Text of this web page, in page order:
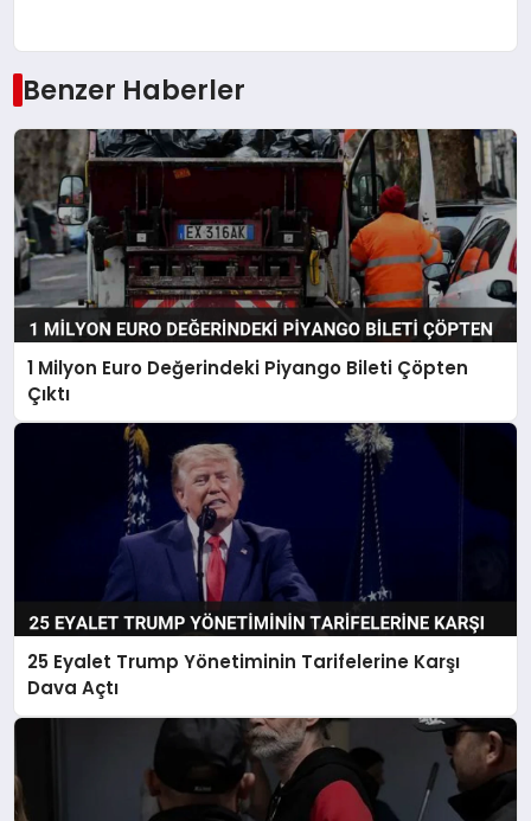
Benzer Haberler
1 Milyon Euro Değerindeki Piyango Bileti Çöpten
Çıktı
25 Eyalet Trump Yönetiminin Tarifelerine Karşı
Dava Açtı